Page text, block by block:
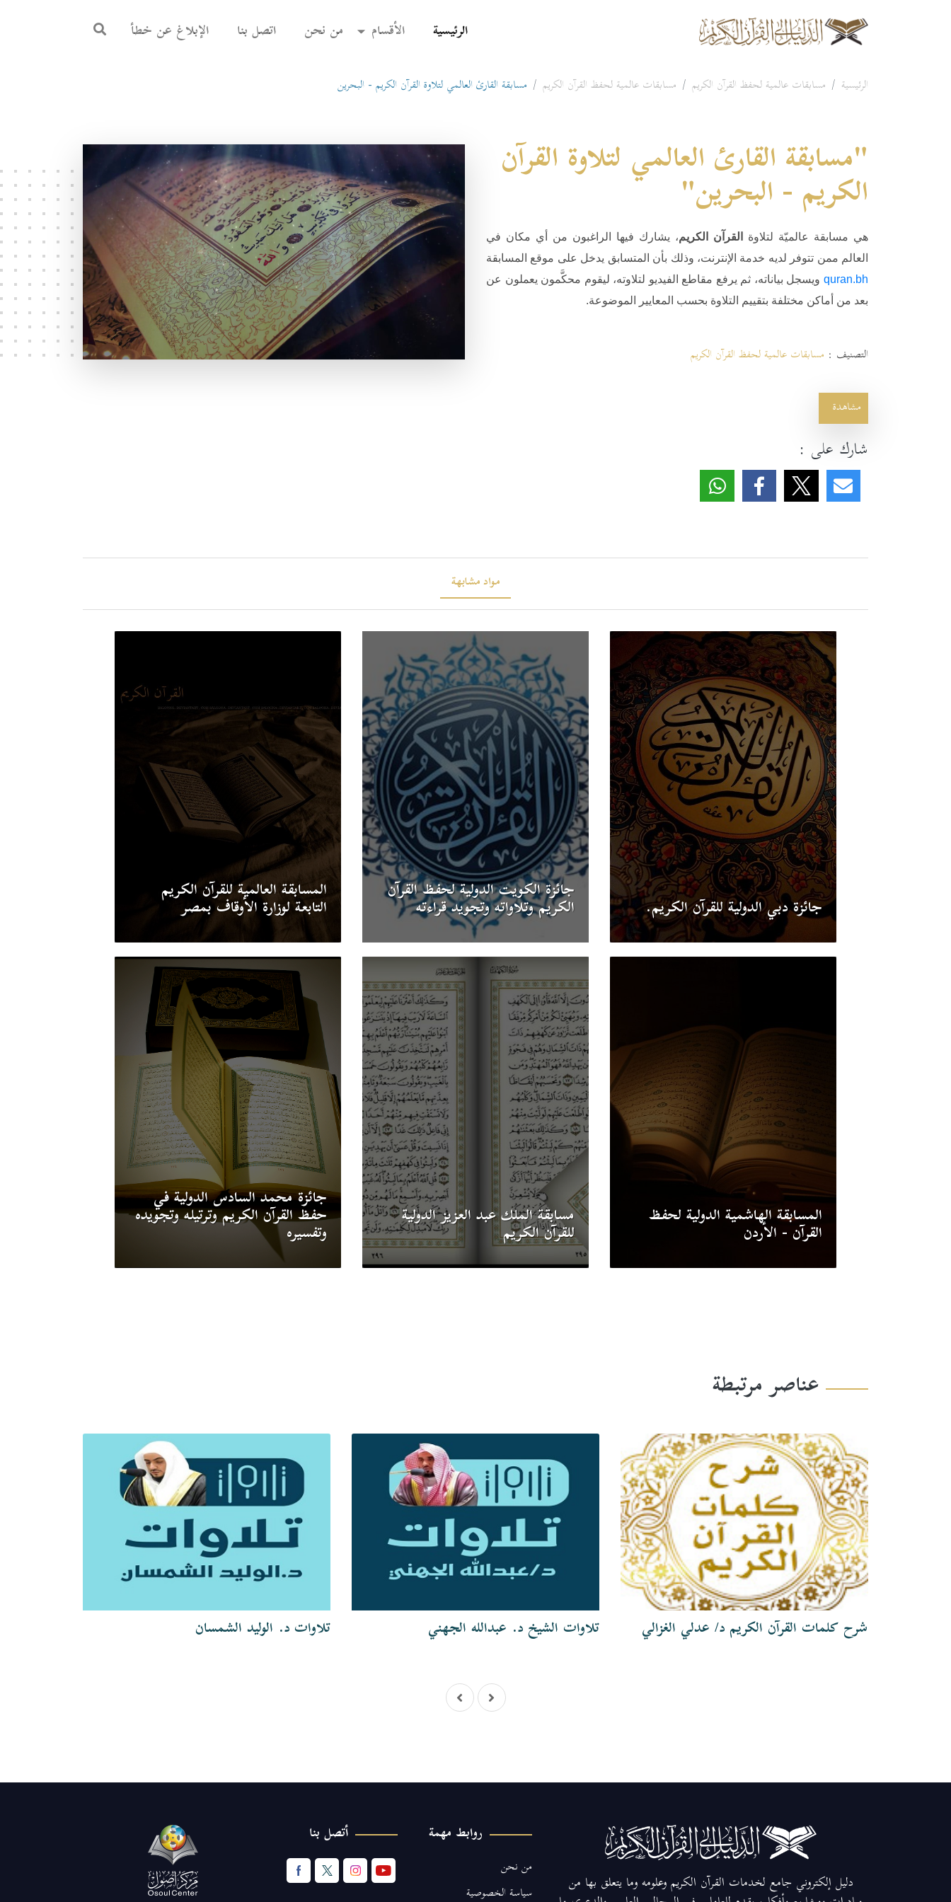
الرئيسية
(current) الأقسام من نحن اتصل بنا الإبلاغ عن خطأ
الرئيسية مسابقات عالمية لحفظ القرآن الكريم مسابقات عالمية لحفظ القرآن الكريم مسابقة القارئ العالمي لتلاوة القرآن الكريم - البحرين
"مسابقة القارئ العالمي لتلاوة القرآن
الكريم - البحرين"
هي مسابقة عالميّة لتلاوة القرآن الكريم، يشارك فيها الراغبون من أي مكان في
العالم ممن تتوفر لديه خدمة الإنترنت، وذلك بأن المتسابق يدخل على موقع المسابقة
quran.bh ويسجل بياناته، ثم يرفع مقاطع الفيديو لتلاوته، ليقوم محكَّمون يعملون عن
بعد من أماكن مختلفة بتقييم التلاوة بحسب المعايير الموضوعة.
التصنيف : مسابقات عالمية لحفظ القرآن الكريم
مشاهدة
شارك على :
مواد مشابهة
جائزة دبي الدولية للقرآن الكريم.
جائزة الكويت الدولية لحفظ القرآن
الكريم وتلاواته وتجويد قراءته
المسابقة العالمية للقرآن الكريم
التابعة لوزارة الأوقاف بمصر
المسابقة الهاشمية الدولية لحفظ
القرآن - الأردن
مسابقة الملك عبد العزيز الدولية
للقرآن الكريم
جائزة محمد السادس الدولية في
حفظ القرآن الكريم وترتيله وتجويده
وتفسيره
عناصر مرتبطة
شرح كلمات القرآن الكريم د/ عدلي الغزالي تلاوات الشيخ د. عبدالله الجهني تلاوات د. الوليد الشمسان
دليل إلكتروني جامع لخدمات القرآن الكريم وعلومه وما يتعلق بها من
روابط مهمة
من نحن
سياسة الخصوصية
أتصل بنا